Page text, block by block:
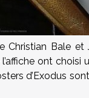
Christian Bale
ont choisi
d’Exodus